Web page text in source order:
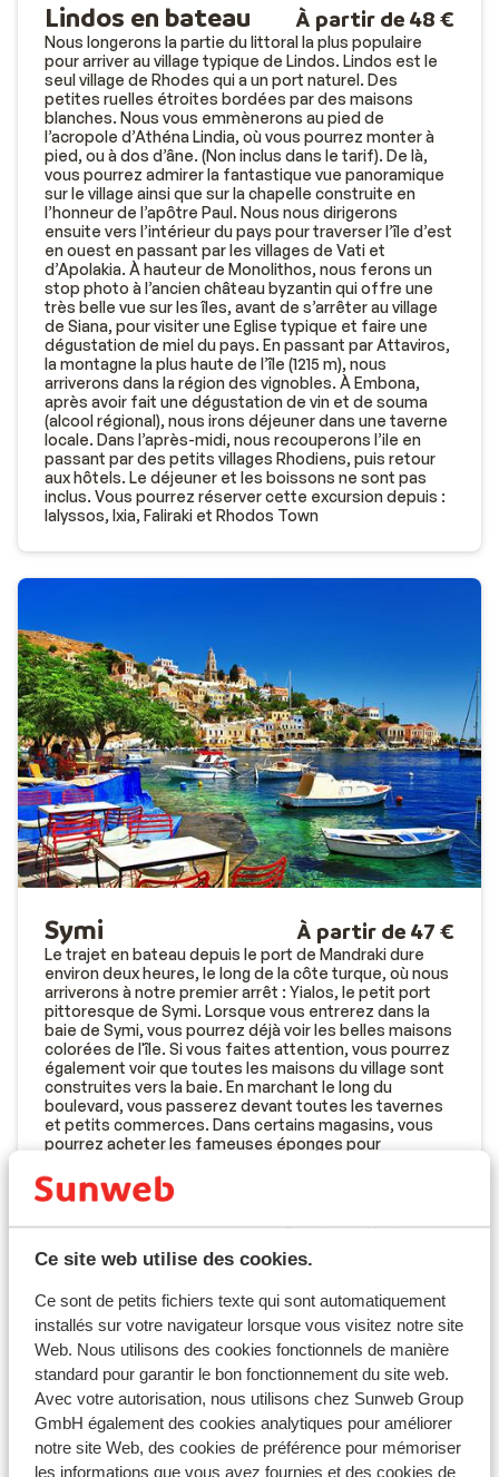
Ce site web utilise des cookies.
Ce sont de petits fichiers texte qui sont automatiquement
installés sur votre navigateur lorsque vous visitez notre site
Web. Nous utilisons des cookies fonctionnels de manière
standard pour garantir le bon fonctionnement du site web.
Avec votre autorisation, nous utilisons chez Sunweb Group
GmbH également des cookies analytiques pour améliorer
notre site Web, des cookies de préférence pour mémoriser
les informations que vous avez fournies et des cookies de
Lindos en bateau À partir de 48 €
Nous longerons la partie du littoral la plus populaire
pour arriver au village typique de Lindos. Lindos est le
seul village de Rhodes qui a un port naturel. Des
petites ruelles étroites bordées par des maisons
blanches. Nous vous emmènerons au pied de
l’acropole d’Athéna Lindia, où vous pourrez monter à
pied, ou à dos d’âne. (Non inclus dans le tarif). De là,
vous pourrez admirer la fantastique vue panoramique
sur le village ainsi que sur la chapelle construite en
l’honneur de l’apôtre Paul. Nous nous dirigerons
ensuite vers l’intérieur du pays pour traverser l’île d’est
en ouest en passant par les villages de Vati et
d’Apolakia. À hauteur de Monolithos, nous ferons un
stop photo à l’ancien château byzantin qui offre une
très belle vue sur les îles, avant de s’arrêter au village
de Siana, pour visiter une Eglise typique et faire une
dégustation de miel du pays. En passant par Attaviros,
la montagne la plus haute de l’île (1215 m), nous
arriverons dans la région des vignobles. À Embona,
après avoir fait une dégustation de vin et de souma
(alcool régional), nous irons déjeuner dans une taverne
locale. Dans l’après-midi, nous recouperons l’ile en
passant par des petits villages Rhodiens, puis retour
aux hôtels. Le déjeuner et les boissons ne sont pas
inclus. Vous pourrez réserver cette excursion depuis :
Ialyssos, Ixia, Faliraki et Rhodos Town
Symi À partir de 47 €
Le trajet en bateau depuis le port de Mandraki dure
environ deux heures, le long de la côte turque, où nous
arriverons à notre premier arrêt : Yialos, le petit port
pittoresque de Symi. Lorsque vous entrerez dans la
baie de Symi, vous pourrez déjà voir les belles maisons
colorées de l'île. Si vous faites attention, vous pourrez
également voir que toutes les maisons du village sont
construites vers la baie. En marchant le long du
boulevard, vous passerez devant toutes les tavernes
et petits commerces. Dans certains magasins, vous
pourrez acheter les fameuses éponges pour
plus vieux village de l'île, où la vue est à couper le
souffle. Vous pourrez déjeuner (de votre côté) dans